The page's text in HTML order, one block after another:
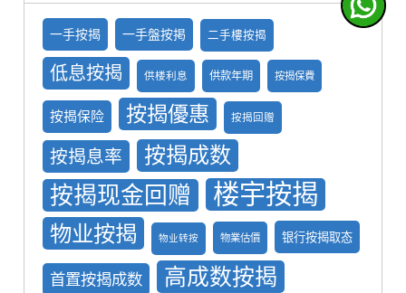
一手按揭 一手盤按掲 二手樓按揭
低息按揭 供楼利息 供款年期 按揭保費
按揭保险 按揭優惠 按揭回赠
按揭息率 按揭成数
按揭现金回赠 楼宇按揭
物业按揭 物业转按 物業估價 银行按揭取态
首置按揭成数 高成数按揭